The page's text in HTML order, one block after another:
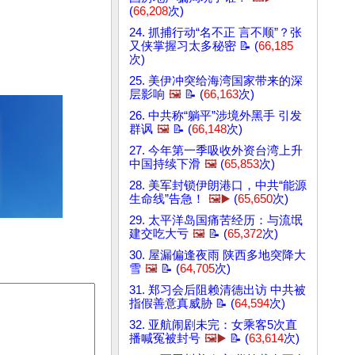
(66,208次)
24. 抓捕行动“名不正 言不顺”？张
又侠掌握习太多秘密 📝 (66,185
次)
25. 美伊冲突给海湾国家带来的深
层影响 🖼️ 📝 (66,163次)
26. 中共称“躺平”涉境外黑手 引发
群讽 🖼️ 📝 (66,148次)
27. 今年第一季吸收外资台湾上升
中国持续下滑 🖼️ (65,853次)
28. 美军封锁伊朗港口，中共“能源
生命线”告急！
🖼️▶️ (65,650次)
29. 太平洋岛国痛苦经历：与流氓
建交吃大亏 🖼️ 📝 (65,372次)
30. 屋漏偏逢夜雨 陕西多地突降大
雪 🖼️ 📝 (64,705次)
31. 郑习会后阻赖清德出访 中共被
指假善意真威胁 📝 (64,594次)
32. 亚航闹剧未完：女乘客5次直
播喊冤被封号 🖼️▶️ 📝 (63,614次)